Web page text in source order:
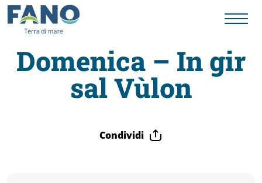
Fano
Domenica – In gir
sal Vùlon
Condividi